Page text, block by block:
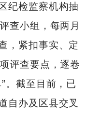
纪检监察机构抽
查小组，每两月
，紧扣事实、定
评查要点，逐卷
。截至目前，已
自办及区县交叉